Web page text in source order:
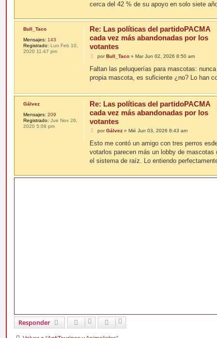
cerca del 42 % de su apoyo en solo siete
Bull_Taco
Mensajes: 143
Registrado: Lun Feb 10,
2020 11:47 pm
Re: Las políticas del partidoPACMA
cada vez más abandonadas por los
votantes
M
n
a
porBull_Taco» Mar Jun 02, 2026 8:50 am
Faltan las peluquerías para mascotas:
propia mascota, es suficiente ¿no? Lo han
Gálvez
Mensajes: 209
Registrado: Jue Nov 26,
2020 5:08 pm
Re: Las políticas del partidoPACMA
cada vez más abandonadas por los
votantes
M
n
a
porGálvez» Mié Jun 03, 2026 8:43 am
Esto me contó un amigo con tres perros
votarlos parecen más un lobby de mascotas
el sistema de raíz. Lo entiendo
Responder